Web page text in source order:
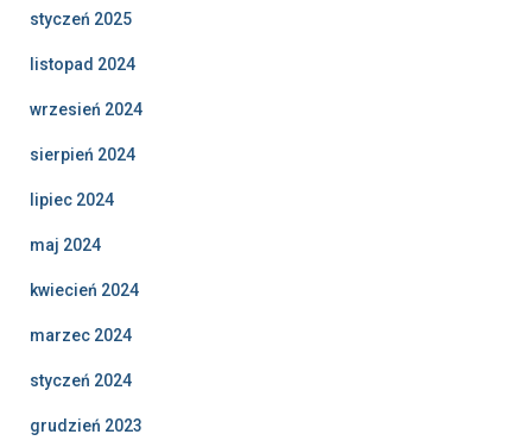
styczeń 2025
listopad 2024
wrzesień 2024
sierpień 2024
lipiec 2024
maj 2024
kwiecień 2024
marzec 2024
styczeń 2024
grudzień 2023